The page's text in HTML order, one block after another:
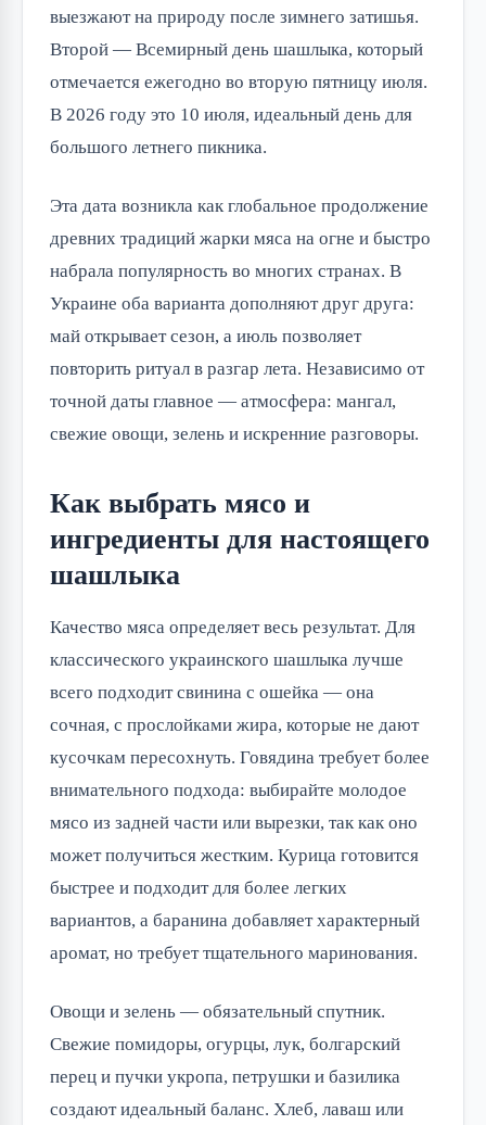
выезжают на природу после зимнего затишья.
Второй — Всемирный день шашлыка, который
отмечается ежегодно во вторую пятницу июля.
В 2026 году это 10 июля, идеальный день для
большого летнего пикника.
Эта дата возникла как глобальное продолжение
древних традиций жарки мяса на огне и быстро
набрала популярность во многих странах. В
Украине оба варианта дополняют друг друга:
май открывает сезон, а июль позволяет
повторить ритуал в разгар лета. Независимо от
точной даты главное — атмосфера: мангал,
свежие овощи, зелень и искренние разговоры.
Как выбрать мясо и
ингредиенты для настоящего
шашлыка
Качество мяса определяет весь результат. Для
классического украинского шашлыка лучше
всего подходит свинина с ошейка — она
сочная, с прослойками жира, которые не дают
кусочкам пересохнуть. Говядина требует более
внимательного подхода: выбирайте молодое
мясо из задней части или вырезки, так как оно
может получиться жестким. Курица готовится
быстрее и подходит для более легких
вариантов, а баранина добавляет характерный
аромат, но требует тщательного маринования.
Овощи и зелень — обязательный спутник.
Свежие помидоры, огурцы, лук, болгарский
перец и пучки укропа, петрушки и базилика
создают идеальный баланс. Хлеб, лаваш или